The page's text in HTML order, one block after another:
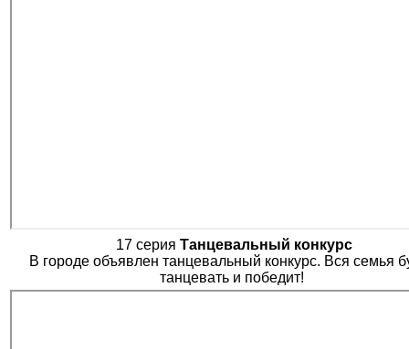
17 серия Танцевальный конкурс
В городе объявлен танцевальный конкурс. Вся семья
танцевать и победит!